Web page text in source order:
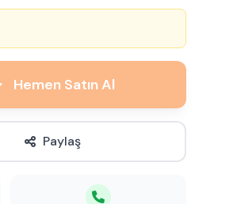
Hemen Satın Al
Paylaş